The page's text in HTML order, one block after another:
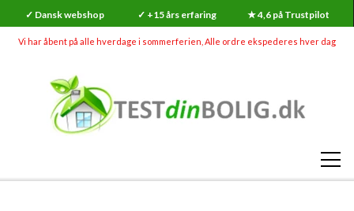
✓ Dansk webshop ✓ +15 års erfaring ★ 4,6 på Trustpilot
Vi har åbent på alle hverdage i sommerferien, Alle ordre ekspederes hver dag